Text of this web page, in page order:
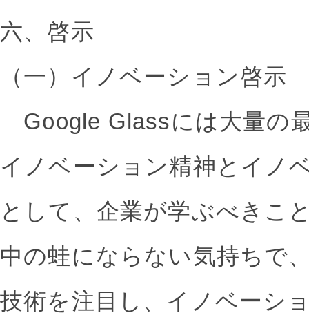
六、啓示
（一）イノベーション啓示
Google Glassには大量の
イノベーション精神とイノ
として、企業が学ぶべきこ
中の蛙にならない気持ちで
技術を注目し、イノベーシ